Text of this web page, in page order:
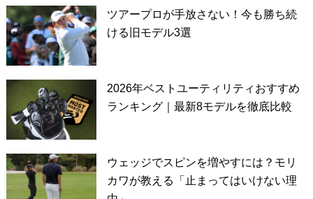
ツアープロが手放さない！今も勝ち続
ける旧モデル3選
2026年ベストユーティリティおすすめ
ランキング｜最新8モデルを徹底比較
ウェッジでスピンを増やすには？モリ
カワが教える「止まってはいけない理